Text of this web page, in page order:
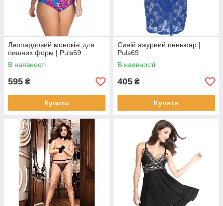
Леопардовий монокіні для
пишних форм | Puls69
В наявності
595 ₴
Купити
Синій ажурний пеньюар |
Puls69
В наявності
405 ₴
Купити